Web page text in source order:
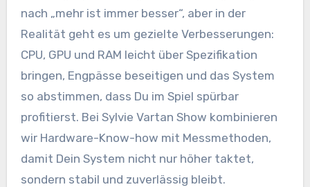
nach „mehr ist immer besser“, aber in der
Realität geht es um gezielte Verbesserungen:
CPU, GPU und RAM leicht über Spezifikation
bringen, Engpässe beseitigen und das System
so abstimmen, dass Du im Spiel spürbar
profitierst. Bei Sylvie Vartan Show kombinieren
wir Hardware-Know-how mit Messmethoden,
damit Dein System nicht nur höher taktet,
sondern stabil und zuverlässig bleibt.